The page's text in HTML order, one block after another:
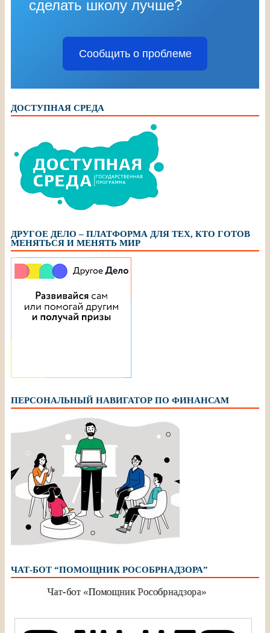
сделать школу лучше?
Сообщить о проблеме
ДОСТУПНАЯ СРЕДА
ДРУГОЕ ДЕЛО – ПЛАТФОРМА ДЛЯ ТЕХ, КТО ГОТОВ
МЕНЯТЬСЯ И МЕНЯТЬ МИР
ПЕРСОНАЛЬНЫЙ НАВИГАТОР ПО ФИНАНСАМ
ЧАТ-БОТ “ПОМОЩНИК РОСОБРНАДЗОРА”